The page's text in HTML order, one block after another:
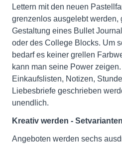
Lettern mit den neuen
grenzenlos ausgelebt werden,
Gestaltung eines Bullet
oder des College Blocks. Um
bedarf es keiner grellen
kann man seine Power
Einkaufslisten, Notizen,
Liebesbriefe geschrieben
unendlich.
Kreativ werden -
Angeboten werden sechs